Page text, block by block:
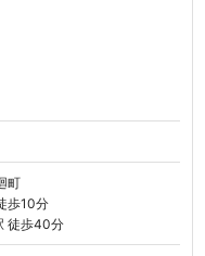
町
歩10分
徒歩40分